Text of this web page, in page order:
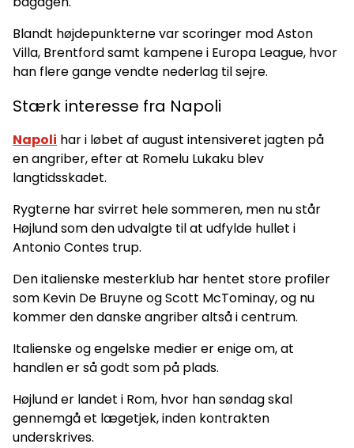
Blandt højdepunkterne var scoringer mod Aston
Villa, Brentford samt kampene i Europa League, hvor
han flere gange vendte nederlag til sejre.
Stærk interesse fra Napoli
Napoli har i løbet af august intensiveret jagten på
en angriber, efter at Romelu Lukaku blev
langtidsskadet.
Rygterne har svirret hele sommeren, men nu står
Højlund som den udvalgte til at udfylde hullet i
Antonio Contes trup.
Den italienske mesterklub har hentet store profiler
som Kevin De Bruyne og Scott McTominay, og nu
kommer den danske angriber altså i centrum.
Italienske og engelske medier er enige om, at
handlen er så godt som på plads.
Højlund er landet i Rom, hvor han søndag skal
gennemgå et lægetjek, inden kontrakten
underskrives.